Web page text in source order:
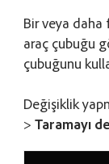
Bir veya daha
araç çubuğu
çubuğunu
Değişiklik
>Taramayı